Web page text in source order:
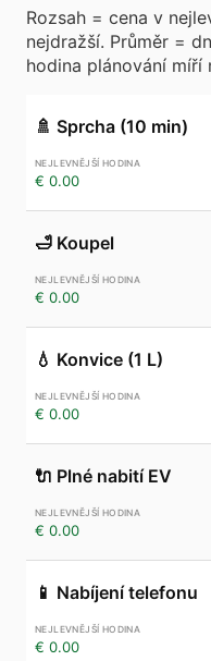
Rozsah = cena v
nejdražší. Průměr =
hodina plánování míří
🚿 Sprcha (10 min)
€ 0.00
🛁 Koupel
€ 0.00
💧 Konvice (1 L)
€ 0.00
🔌 Plné nabití EV
€ 0.00
📱 Nabíjení telefonu
€ 0.00